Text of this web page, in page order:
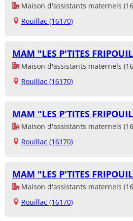
Maison d'assistants maternels
Rouillac (16170)
MAM "LES P'TITES
Maison d'assistants maternels
Rouillac (16170)
MAM "LES P'TITES
Maison d'assistants maternels
Rouillac (16170)
MAM "LES P'TITES
Maison d'assistants maternels
Rouillac (16170)